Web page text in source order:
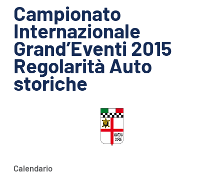
PHOTO&VIDEO2025
Campionato
Internazionale
Grand’Eventi 2015
Regolarità Auto
storiche
Calendario